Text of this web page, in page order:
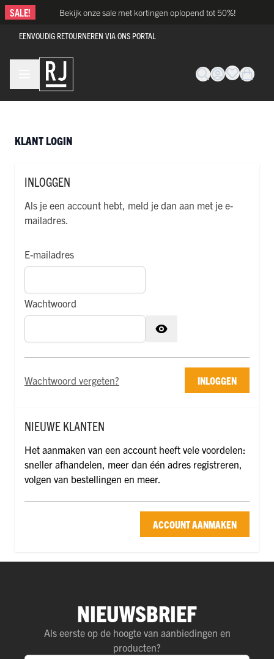
Ga naar de inhoud
SALE! Bekijk onze sale met kortingen oplopend tot 50%!
EENVOUDIG RETOURNEREN VIA ONS PORTAL
KLANT LOGIN
INLOGGEN
Als je een account hebt, meld je dan aan met je e-
mailadres.
E-mailadres
Wachtwoord
INLOGGEN
Wachtwoord vergeten?
NIEUWE KLANTEN
Het aanmaken van een account heeft vele voordelen:
sneller afhandelen, meer dan één adres registreren,
volgen van bestellingen en meer.
ACCOUNT AANMAKEN
NIEUWSBRIEF
Als eerste op de hoogte van aanbiedingen en
producten?